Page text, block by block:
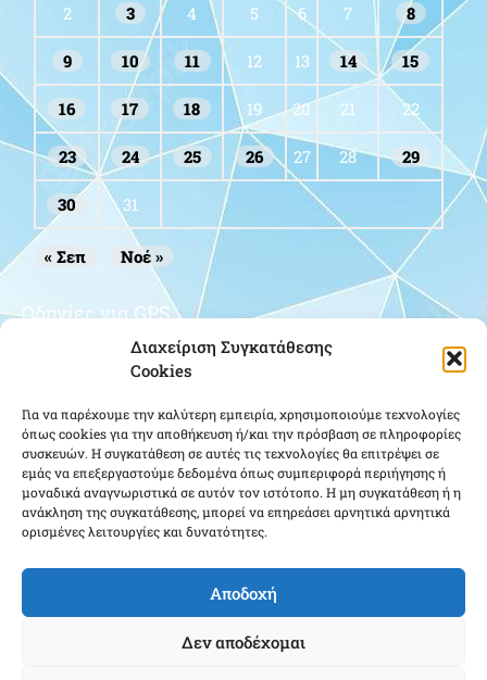
Διαχείριση Συγκατάθεσης
Cookies
Για να παρέχουμε την καλύτερη εμπειρία, χρησιμοποιούμε τεχνολογίες
όπως cookies για την αποθήκευση ή/και την πρόσβαση σε πληροφορίες
συσκευών. Η συγκατάθεση σε αυτές τις τεχνολογίες θα επιτρέψει σε
εμάς να επεξεργαστούμε δεδομένα όπως συμπεριφορά περιήγησης ή
μοναδικά αναγνωριστικά σε αυτόν τον ιστότοπο. Η μη συγκατάθεση ή η
ανάκληση της συγκατάθεσης, μπορεί να επηρεάσει αρνητικά αρνητικά
ορισμένες λειτουργίες και δυνατότητες.
Αποδοχή
Δεν αποδέχομαι
2 3 4 5 6 7 8
9 10 11 12 13 14 15
16 17 18 19 20 21 22
23 24 25 26 27 28 29
30 31
« Σεπ Νοέ »
Οδηγίες για GPS
Κάντε κλικ για να αποδεχτείτε cookies
εμπορικής προώθησης και να